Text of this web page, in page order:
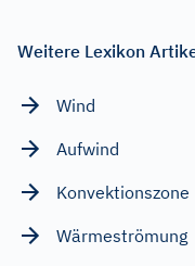
Weitere Lexikon
Wind
Aufwind
Konvektionszone
Wärmeströmung